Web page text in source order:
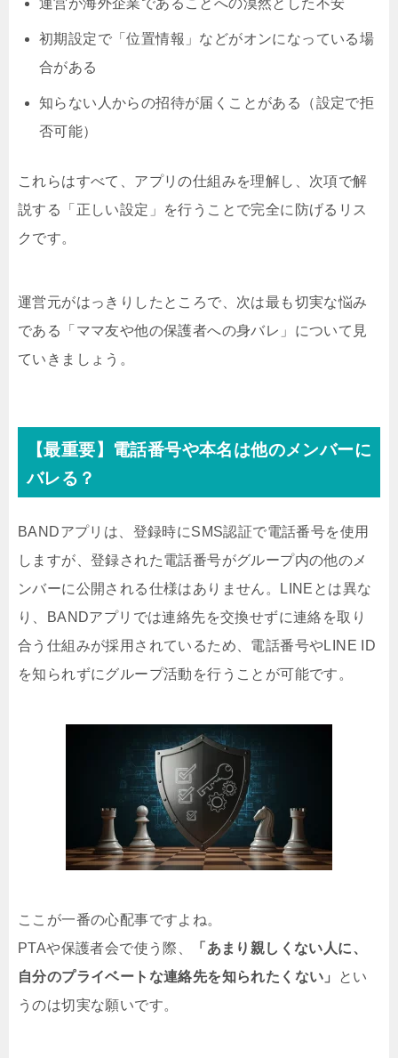
運営が海外企業であることへの漠然とした不安
初期設定で「位置情報」などがオンになっている場
合がある
知らない人からの招待が届くことがある（設定で拒
否可能）
これらはすべて、アプリの仕組みを理解し、次項で解
説する「正しい設定」を行うことで完全に防げるリス
クです。
運営元がはっきりしたところで、次は最も切実な悩み
である「ママ友や他の保護者への身バレ」について見
ていきましょう。
【最重要】電話番号や本名は他のメンバーに
バレる？
BANDアプリは、登録時にSMS認証で電話番号を使用
しますが、登録された電話番号がグループ内の他のメ
ンバーに公開される仕様はありません。LINEとは異な
り、BANDアプリでは連絡先を交換せずに連絡を取り
合う仕組みが採用されているため、電話番号やLINE ID
を知られずにグループ活動を行うことが可能です。
ここが一番の心配事ですよね。
PTAや保護者会で使う際、
「あまり親しくない人に、
自分のプライベートな連絡先を知られたくない」
とい
うのは切実な願いです。